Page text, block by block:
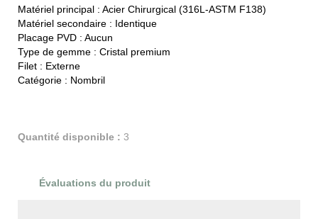
Matériel principal : Acier Chirurgical (316L-ASTM F138)
Matériel secondaire : Identique
Placage PVD : Aucun
Type de gemme : Cristal premium
Filet : Externe
Catégorie : Nombril
Quantité disponible : 3
Évaluations du produit